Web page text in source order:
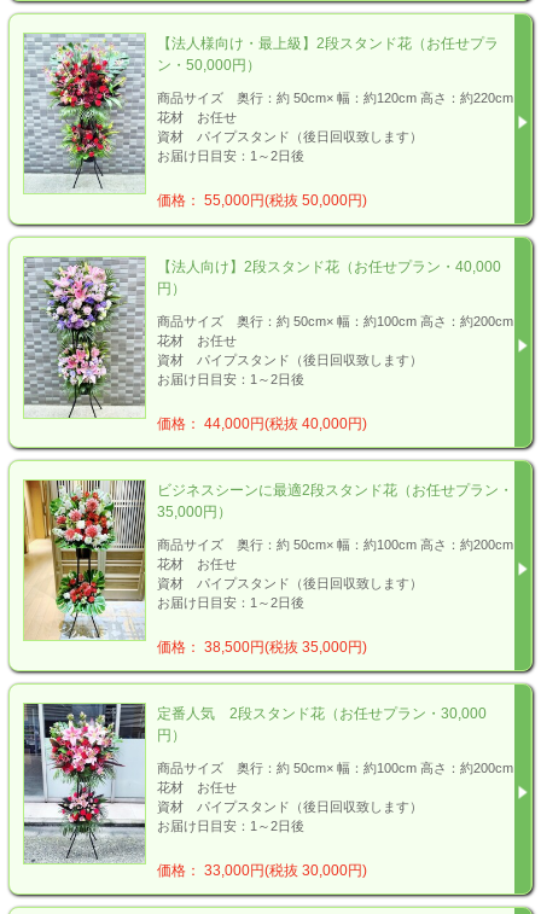
【法人様向け・最上級】2段スタンド花（お任せプラ
ン・50,000円）
商品サイズ 奥行：約 50cm× 幅：約120cm 高さ：約220cm
花材 お任せ
資材 パイプスタンド（後日回収致します）
お届け日目安：1～2日後
価格： 55,000円(税抜 50,000円)
【法人向け】2段スタンド花（お任せプラン・40,000
円）
商品サイズ 奥行：約 50cm× 幅：約100cm 高さ：約200cm
花材 お任せ
資材 パイプスタンド（後日回収致します）
お届け日目安：1～2日後
価格： 44,000円(税抜 40,000円)
ビジネスシーンに最適2段スタンド花（お任せプラン・
35,000円）
商品サイズ 奥行：約 50cm× 幅：約100cm 高さ：約200cm
花材 お任せ
資材 パイプスタンド（後日回収致します）
お届け日目安：1～2日後
価格： 38,500円(税抜 35,000円)
定番人気 2段スタンド花（お任せプラン・30,000
円）
商品サイズ 奥行：約 50cm× 幅：約100cm 高さ：約200cm
花材 お任せ
資材 パイプスタンド（後日回収致します）
お届け日目安：1～2日後
価格： 33,000円(税抜 30,000円)